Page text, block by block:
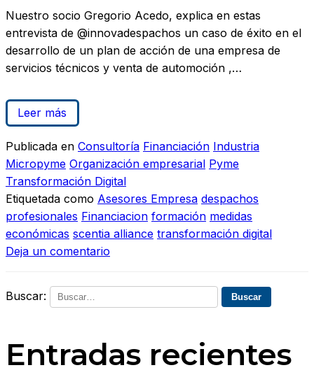
Nuestro socio Gregorio Acedo, explica en estas
entrevista de @innovadespachos un caso de éxito en el
desarrollo de un plan de acción de una empresa de
servicios técnicos y venta de automoción ,…
Leer más
Publicada en Consultoría Financiación Industria
Micropyme Organización empresarial Pyme
Transformación Digital
Etiquetada como Asesores Empresa despachos
profesionales Financiacion formación medidas
económicas scentia alliance transformación digital
Deja un comentario
Buscar:
Entradas recientes